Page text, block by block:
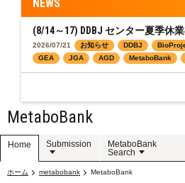
センターについて
利用規約
問合せ
English
MetaboBank
Home Submission
MetaboBank
Search
ホーム metabobank MetaboBank
NEWS
(8/14～17) DDBJ センター夏季休
2026/07/21 お知らせ DDBJ
GEA
JGA AGD MetaboBank